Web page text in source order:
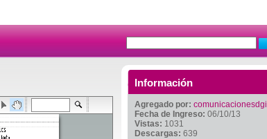
Información
Agregado por: comunicacionesdgi
Fecha de Ingreso: 06/10/13
Vistas: 1031
Descargas: 639